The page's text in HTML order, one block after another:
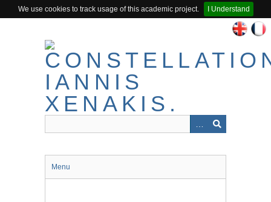
We use cookies to track usage of this academic project.
I Understand
Menu